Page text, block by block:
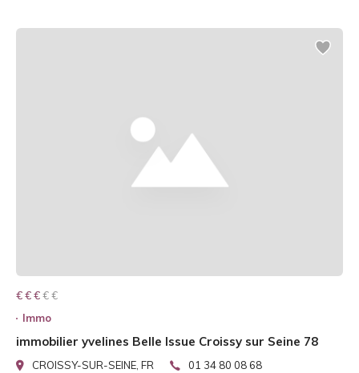
€ € € € €
€ € €
Immo
immobilier yvelines Belle Issue Croissy sur Seine 78
CROISSY-SUR-SEINE, FR 01 34 80 08 68